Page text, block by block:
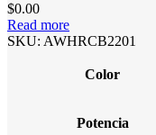
$0.00
Read more
SKU: AWHRCB2201
Color
Potencia